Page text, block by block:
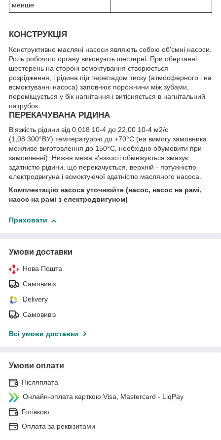
менше
КОНСТРУКЦІЯ
Конструктивно масляні насоси являють собою об'ємні насоси.
Роль робочого органу виконують шестерні. При обертанні
шестерень на стороні всмоктування створюється
розрідження, і рідина під перепадом тиску (атмосферного і на
всмоктуванні насоса) заповнює порожнини між зубами,
переміщується у бік нагнітання і витісняється в нагнітальний
патрубок.
ПЕРЕКАЧУВАНА РІДИНА
В'язкість рідини від 0,018 10-4 до 22,00 10-4 м2/с
(1,08:300°ВУ) температурою до +70°С (на вимогу замовника
можливе виготовлення до 150°С, необхідно обумовити при
замовленні). Нижня межа в'язкості обмежується змазує
здатністю рідини, що перекачується, верхній - потужністю
електродвигуна і всмоктуючої здатністю масляного насоса.
Комплектацію насоса уточнюйте (насос, насос на рамі,
насос на рамі з електродвигуном)
Приховати
Умови доставки
Нова Пошта
Самовивіз
Delivery
Самовивіз
Всі умови доставки
Умови оплати
Післяплата
Онлайн-оплата карткою Visa, Mastercard - LiqPay
Готівкою
Оплата за реквізитами